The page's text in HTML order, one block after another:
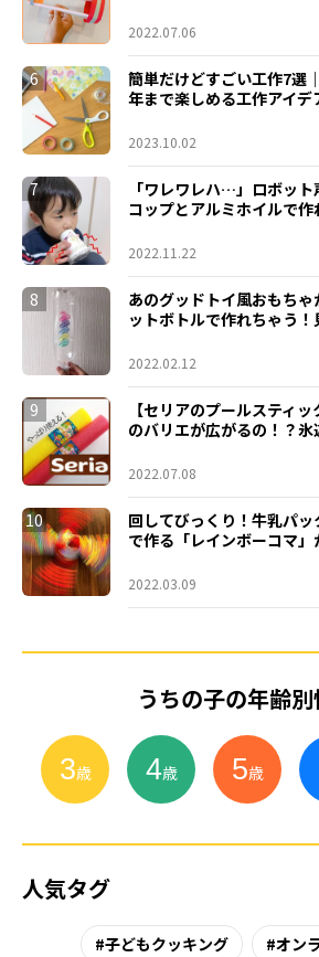
2022.07.06
6
簡単だけどすごい工作7選
年まで楽しめる工作アイデ
2023.10.02
7
「ワレワレハ…」ロボッ
コップとアルミホイルで作
2022.11.22
8
あのグッドトイ風おもち
ットボトルで作れちゃう！
2022.02.12
9
【セリアのプールスティ
のバリエが広がるの！？氷
2022.07.08
10
回してびっくり！牛乳パ
で作る「レインボーコマ」
2022.03.09
うちの子の年齢
3歳 4歳 5歳
人気タグ
子どもクッキング オン